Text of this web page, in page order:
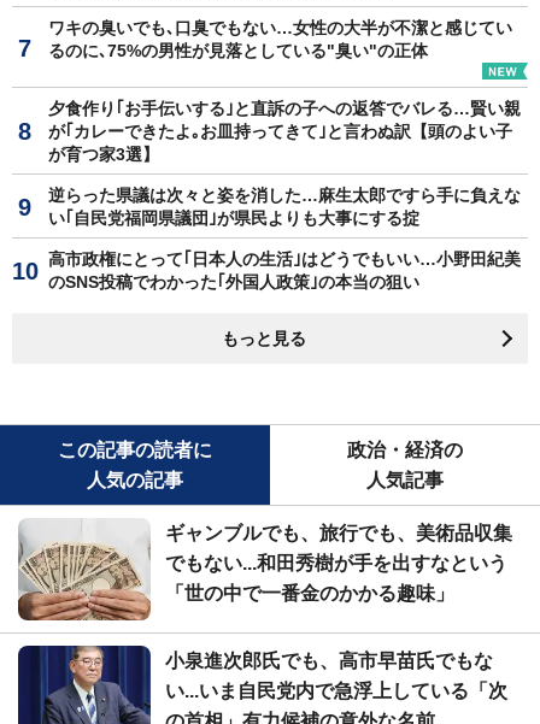
ワキの臭いでも､口臭でもない…女性の大半が不潔と感じてい
るのに､75%の男性が見落としている"臭い"の正体
夕食作り｢お手伝いする｣と直訴の子への返答でバレる…賢い親
が｢カレーできたよ｡お皿持ってきて｣と言わぬ訳【頭のよい子
が育つ家3選】
逆らった県議は次々と姿を消した…麻生太郎ですら手に負えな
い｢自民党福岡県議団｣が県民よりも大事にする掟
高市政権にとって｢日本人の生活｣はどうでもいい…小野田紀美
のSNS投稿でわかった｢外国人政策｣の本当の狙い
もっと見る
この記事の読者に
人気の記事
政治・経済の
人気記事
ギャンブルでも、旅行でも、美術品収集
でもない...和田秀樹が手を出すなという
「世の中で一番金のかかる趣味」
小泉進次郎氏でも、高市早苗氏でもな
い...いま自民党内で急浮上している「次